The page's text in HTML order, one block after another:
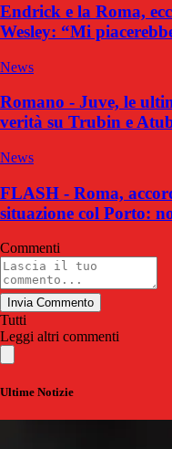
Endrick e la Roma,
Wesley: “Mi
News
Romano - Juve, le
verità su Trubin e
News
FLASH - Roma,
situazione col Porto:
Commenti
Invia Commento
Tutti
Leggi altri commenti
Ultime Notizie